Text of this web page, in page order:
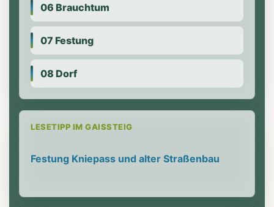
06 Brauchtum
07 Festung
08 Dorf
LESETIPP IM GAISSTEIG
Festung Kniepass und alter Straßenbau